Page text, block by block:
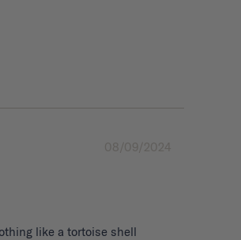
08/09/2024
like a tortoise shell